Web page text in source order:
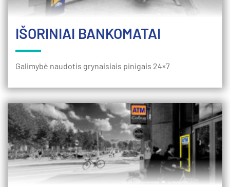
IŠORINIAI BANKOMATAI
Galimybė naudotis grynaisiais pinigais 24×7